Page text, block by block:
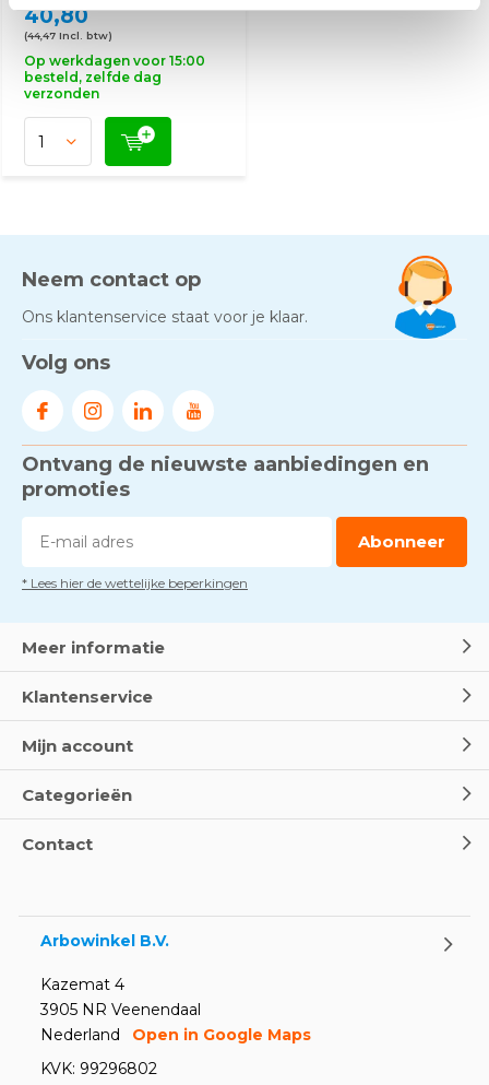
40,80
(44,47 Incl. btw)
Op werkdagen voor 15:00
besteld, zelfde dag
verzonden
Neem contact op
Ons klantenservice staat voor je klaar.
Volg ons
Ontvang de nieuwste aanbiedingen en
promoties
Abonneer
* Lees hier de wettelijke beperkingen
Meer informatie
Klantenservice
Mijn account
Categorieën
Contact
Arbowinkel B.V.
Kazemat 4
3905 NR Veenendaal
Nederland
Open in Google Maps
KVK: 99296802